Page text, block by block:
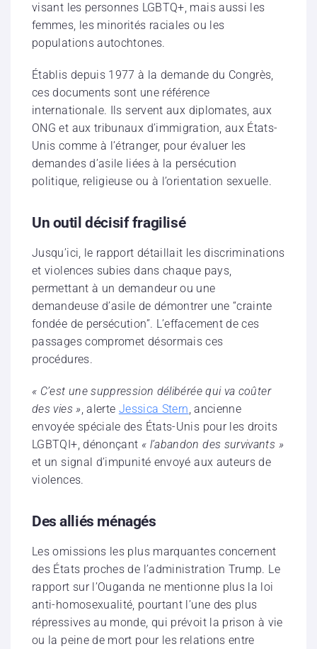
visant les personnes LGBTQ+, mais aussi les
femmes, les minorités raciales ou les
populations autochtones.
Établis depuis 1977 à la demande du Congrès,
ces documents sont une référence
internationale. Ils servent aux diplomates, aux
ONG et aux tribunaux d’immigration, aux États-
Unis comme à l’étranger, pour évaluer les
demandes d’asile liées à la persécution
politique, religieuse ou à l’orientation sexuelle.
Un outil décisif fragilisé
Jusqu’ici, le rapport détaillait les discriminations
et violences subies dans chaque pays,
permettant à un demandeur ou une
demandeuse d’asile de démontrer une “crainte
fondée de persécution”. L’effacement de ces
passages compromet désormais ces
procédures.
« C’est une suppression délibérée qui va coûter
des vies », alerte Jessica Stern, ancienne
envoyée spéciale des États-Unis pour les droits
LGBTQI+, dénonçant « l’abandon des survivants »
et un signal d’impunité envoyé aux auteurs de
violences.
Des alliés ménagés
Les omissions les plus marquantes concernent
des États proches de l’administration Trump. Le
rapport sur l’Ouganda ne mentionne plus la loi
anti-homosexualité, pourtant l’une des plus
répressives au monde, qui prévoit la prison à vie
ou la peine de mort pour les relations entre